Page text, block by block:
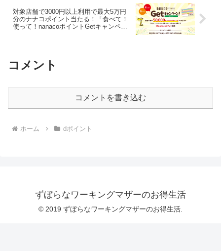
対象店舗で3000円以上利用で最大5万円
分のナナコポイント当たる！「食べて！
使って！nanacoポイントGetキャンペー
コメント
コメントを書き込む
ホーム dポイント
ずぼらなワーキングマザーのお得生活
© 2019 ずぼらなワーキングマザーのお得生活.